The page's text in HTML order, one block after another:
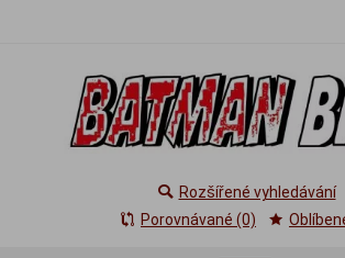
Rozšířené vyhledávání
Porovnávané (0)